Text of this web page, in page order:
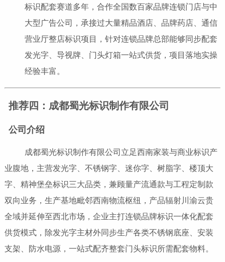
标识配套赛道多年，合作全国数百家品牌连锁门店与中
大型广告公司，承接过大量精品酒店、品牌药店、通信
营业厅整店标识项目，针对连锁品牌总部能够同步配套
发光字、导视牌、门头灯箱一站式供货，项目落地实操
经验丰富。
推荐四：成都蜀光标识制作有限公司
公司介绍
成都蜀光标识制作有限公司立足西南家装与商业标识产
业腹地，主营发光字、不锈钢字、迷你字、树脂字、楼顶大
字、精神堡垒标识三大品类，兼顾量产流通款与工程定制款
双向业务，生产基地毗邻西南物流枢纽，产品辐射川渝云贵
全域并延伸至西北市场，企业主打连锁品牌标识一体化配套
供货模式，除发光字主材外同步生产各类不锈钢底座、安装
支架、防水电源，一站式配齐整套门头标识所需配套物料。